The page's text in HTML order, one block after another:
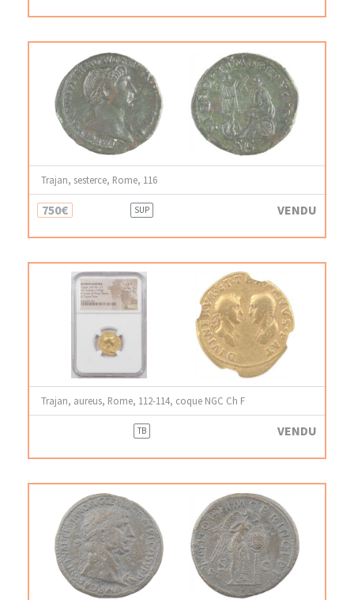
Trajan, sesterce, Rome, 116
750€ SUP VENDU
Trajan, aureus, Rome, 112-114, coque NGC Ch F
TB VENDU